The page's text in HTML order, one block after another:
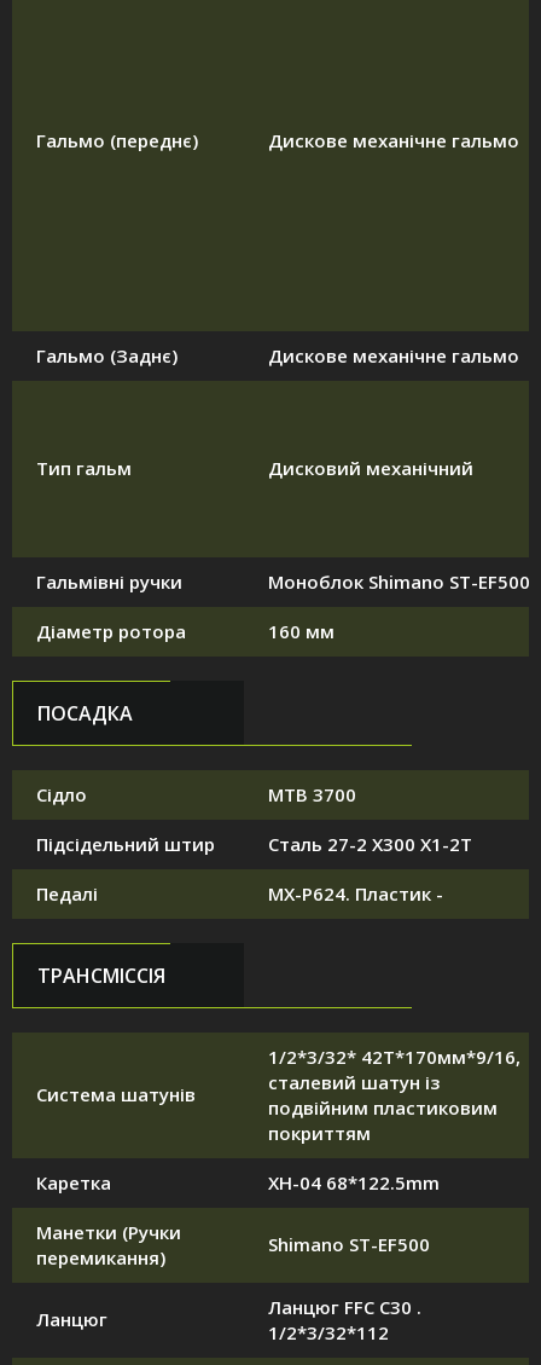
Гальмо (переднє) Дискове механічне гальмо
Гальмо (Заднє) Дискове механічне гальмо
Тип гальм Дисковий механічний
Гальмівні ручки Моноблок Shimano ST-EF500
Діаметр ротора 160 мм
ПОСАДКА
Сідло MTB 3700
Підсідельний штир Сталь 27-2 X300 X1-2T
Педалі MX-P624. Пластик -
ТРАНСМІССІЯ
Система шатунів
1/2*3/32* 42T*170мм*9/16,
сталевий шатун із
подвійним пластиковим
покриттям
Каретка XH-04 68*122.5mm
Манетки (Ручки
перемикання)
Shimano ST-EF500
Ланцюг
Ланцюг FFC C30 .
1/2*3/32*112